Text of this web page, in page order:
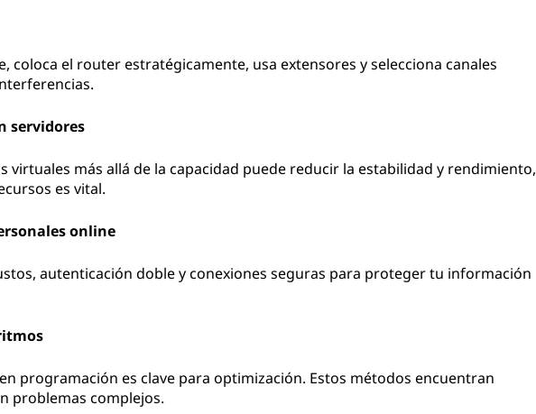
coloca el router estratégicamente, usa extensores y selecciona canales
servidores
virtuales más allá de la capacidad puede reducir la estabilidad y rendimiento,
es vital.
online
autenticación doble y conexiones seguras para proteger tu información
programación es clave para optimización. Estos métodos encuentran
problemas complejos.